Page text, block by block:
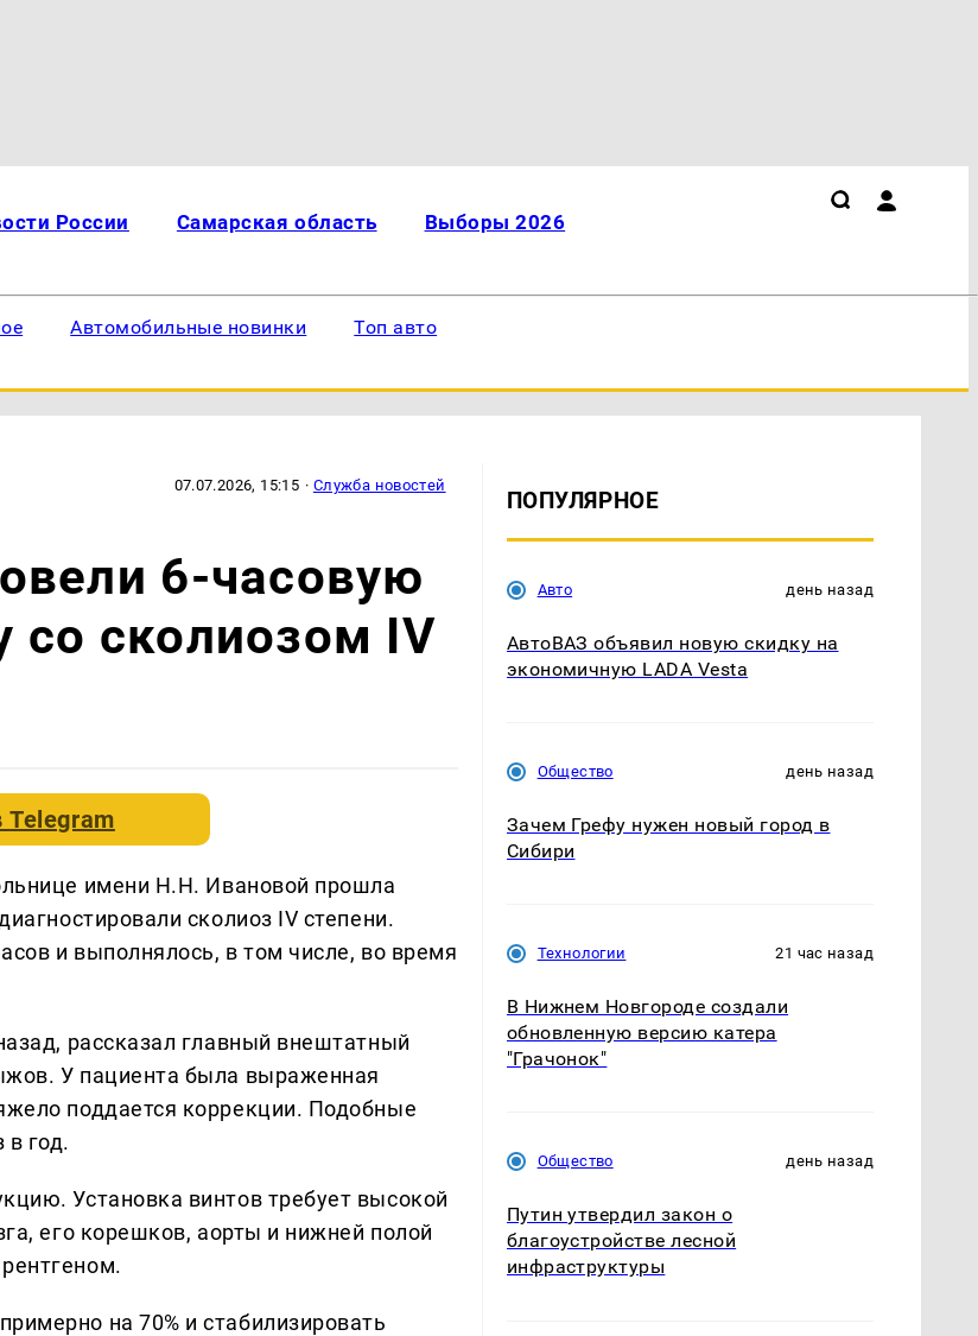
России Самарская область Выборы 2026
Автомобильные новинки Топ авто
07.07.2026, 15:15 · Служба новостей
6-часовую
со сколиозом IV
Telegram
имени Н.Н. Ивановой прошла
сколиоз IV степени.
и выполнялось, в том числе, во время
рассказал главный внештатный
У пациента была выраженная
поддается коррекции. Подобные
год.
Установка винтов требует высокой
его корешков, аорты и нижней полой
на 70% и стабилизировать
ПОПУЛЯРНОЕ
Авто день назад
АвтоВАЗ объявил новую скидку на
экономичную LADA Vesta
Общество день назад
Зачем Грефу нужен новый город в
Сибири
Технологии 21 час назад
В Нижнем Новгороде создали
обновленную версию катера
"Грачонок"
Общество день назад
Путин утвердил закон о
благоустройстве лесной
инфраструктуры